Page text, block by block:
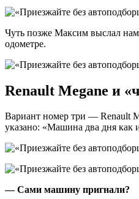
Чуть позже Максим выслал
одометре.
Renault Megane и
Вариант номер три — Renault
указано: «Машина два дня как
— Сами машину пригнали?